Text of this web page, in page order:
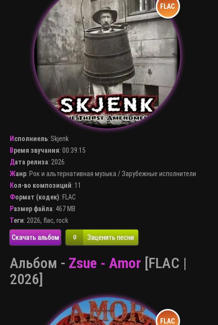
Исполниель: Skjenk
Время звучания: 00:39:15
Дата релиза: 2026
Жанр: Рок и альтернативная музыка / Зарубежные исполнители
Кол-во композиций: 11
Формат (кодек): FLAC
Размер файла: 467 MB
Теги: 2026, flac, rock
Скачать альбом 0 Заценить песни
Альбом - Zsue - Amor [FLAC |
2026]